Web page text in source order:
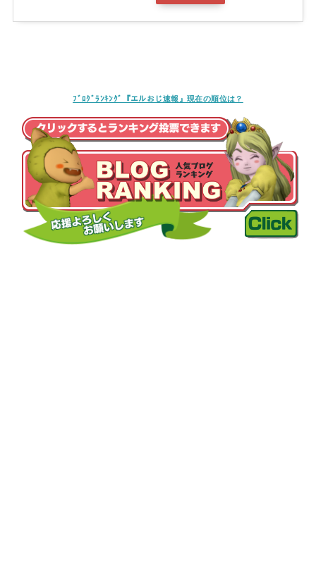
ﾌﾞﾛｸﾞﾗﾝｷﾝｸﾞ『エルおじ速報』現在の順位は？